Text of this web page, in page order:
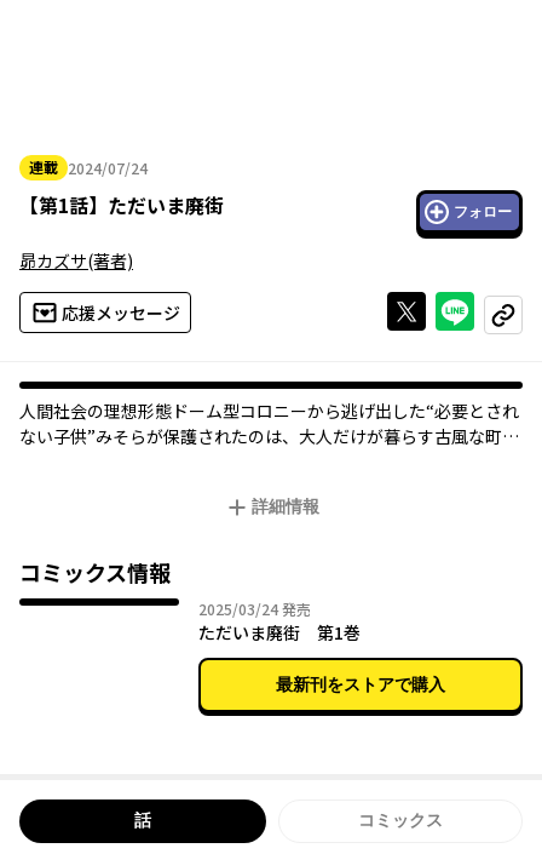
連載 2024/07/24
2024年07月24日
【第1話】 ただいま廃街 フォロー
昴カズサ(著者)
応援メッセージ Xで投稿する
ライン
コピー
人間社会の理想形態ドーム型コロニーから逃げ出した“必要とされ
ない子供”みそらが保護されたのは、大人だけが暮らす古風な町だ
詳細情報
コミックス情報
2025/03/242025年03月24日
発売
ただいま廃街 第1巻
最新刊をストアで購入
話 コミックス